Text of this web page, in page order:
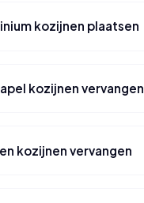
kozijnen plaatsen
kozijnen vervangen
kozijnen vervangen